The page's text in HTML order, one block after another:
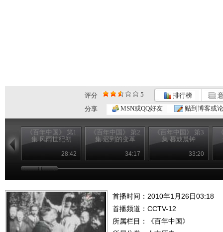
评分 5 排行榜
分享
MSN或QQ好友 贴到博客或
《百年中国》 第1
集 风雨世纪初
28:42
《百年中国》 第2
集 迟到的变革
34:17
《百年中国》 第3
集 暮鼓晨钟
33:20
首播时间：2010年1月26日03:18
首播频道： CCTV-12
所属栏目：
《百年中国》